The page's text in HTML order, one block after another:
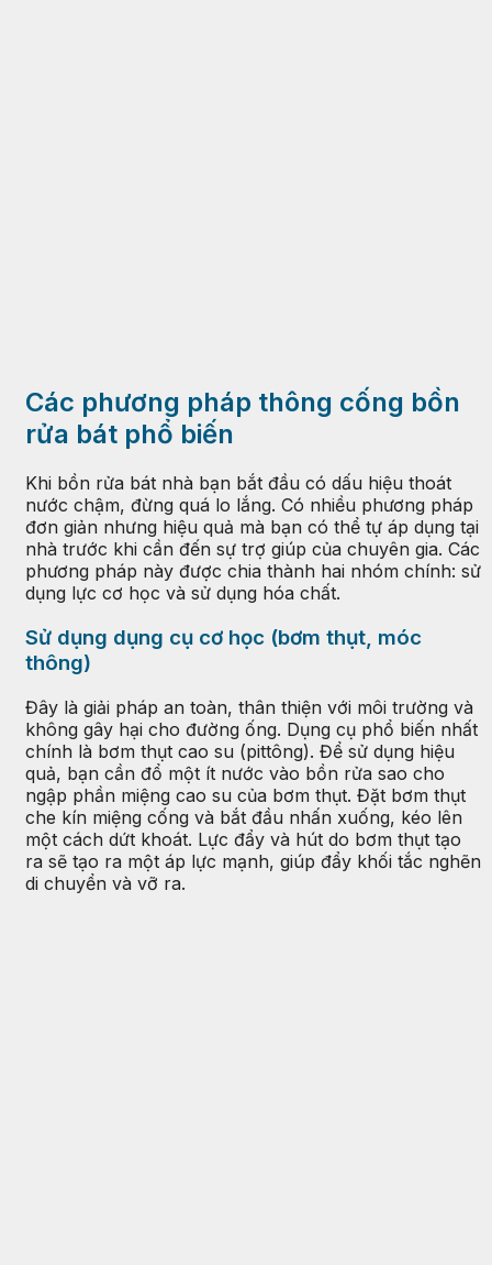
Các phương pháp thông cống bồn
rửa bát phổ biến
Khi bồn rửa bát nhà bạn bắt đầu có dấu hiệu thoát
nước chậm, đừng quá lo lắng. Có nhiều phương pháp
đơn giản nhưng hiệu quả mà bạn có thể tự áp dụng tại
nhà trước khi cần đến sự trợ giúp của chuyên gia. Các
phương pháp này được chia thành hai nhóm chính: sử
dụng lực cơ học và sử dụng hóa chất.
Sử dụng dụng cụ cơ học (bơm thụt, móc
thông)
Đây là giải pháp an toàn, thân thiện với môi trường và
không gây hại cho đường ống. Dụng cụ phổ biến nhất
chính là bơm thụt cao su (pittông). Để sử dụng hiệu
quả, bạn cần đổ một ít nước vào bồn rửa sao cho
ngập phần miệng cao su của bơm thụt. Đặt bơm thụt
che kín miệng cống và bắt đầu nhấn xuống, kéo lên
một cách dứt khoát. Lực đẩy và hút do bơm thụt tạo
ra sẽ tạo ra một áp lực mạnh, giúp đẩy khối tắc nghẽn
di chuyển và vỡ ra.